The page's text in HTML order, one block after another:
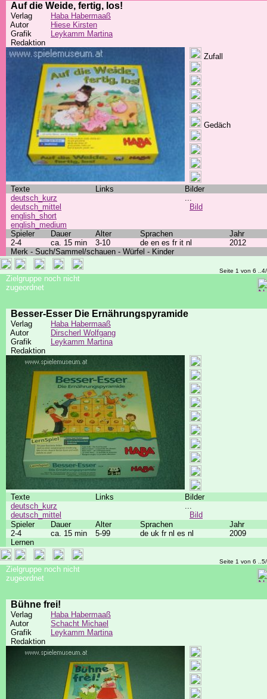
Auf die Weide, fertig, los!
Verlag
Haba Habermaaß
Autor
Hiese Kirsten
Grafik
Leykamm Martina
Redaktion
Zufall
Gedäch
Texte Links
Bilder
deutsch_kurz
deutsch_mittel
english_short
english_medium
...
Bild
Spieler Dauer Alter Sprachen
Jahr
2-4
ca. 15 min 3-10 de en es fr it nl
2012
Merk - Such/Sammel/schauen - Würfel - Kinder
Seite 1 von 6
Zielgruppe noch nicht
zugeordnet
Besser-Esser Die Ernährungspyramide
Verlag
Haba Habermaaß
Autor
Dirscherl Wolfgang
Grafik
Leykamm Martina
Redaktion
Texte Links
Bilder
deutsch_kurz
deutsch_mittel
...
Bild
Spieler
Dauer Alter Sprachen
Jahr
2-4
ca. 15 min 5-99 de uk fr nl es nl
2009
Lernen
Seite 1 von 6
Zielgruppe noch nicht
zugeordnet
Bühne frei!
Verlag
Haba Habermaaß
Autor
Schacht Michael
Grafik
Leykamm Martina
Redaktion